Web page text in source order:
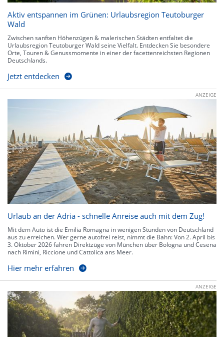
Aktiv entspannen im Grünen: Urlaubsregion Teutoburger
Wald
Zwischen sanften Höhenzügen & malerischen Städten entfaltet die
Urlaubsregion Teutoburger Wald seine Vielfalt. Entdecken Sie besondere
Orte, Touren & Genussmomente in einer der facettenreichsten Regionen
Deutschlands.
Jetzt entdecken
ANZEIGE
Urlaub an der Adria - schnelle Anreise auch mit dem Zug!
Mit dem Auto ist die Emilia Romagna in wenigen Stunden von Deutschland
aus zu erreichen. Wer gerne autofrei reist, nimmt die Bahn: Von 2. April bis
3. Oktober 2026 fahren Direktzüge von München über Bologna und Cesena
nach Rimini, Riccione und Cattolica ans Meer.
Hier mehr erfahren
ANZEIGE